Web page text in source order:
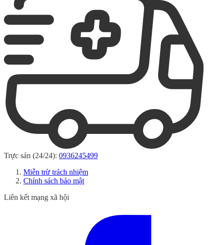
Trực sản (24/24): 0936245499
Miễn trừ trách nhiệm
Chính sách bảo mật
Liên kết mạng xã hội